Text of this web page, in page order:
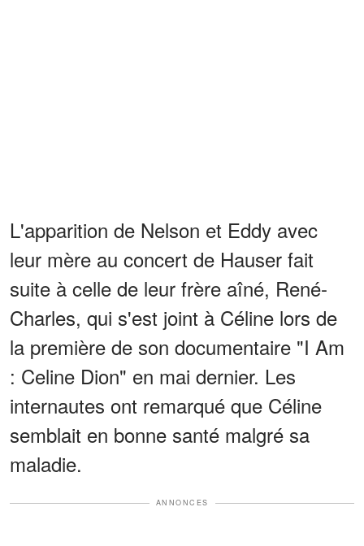
L'apparition de Nelson et Eddy avec
leur mère au concert de Hauser fait
suite à celle de leur frère aîné, René-
Charles, qui s'est joint à Céline lors de
la première de son documentaire "I Am
: Celine Dion" en mai dernier. Les
internautes ont remarqué que Céline
semblait en bonne santé malgré sa
maladie.
ANNONCES